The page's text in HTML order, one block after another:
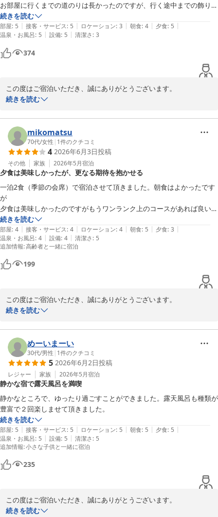
松園荘 保津川亭
2026-06-02
お部屋に行くまでの道のりは長かったのですが、行く途中までの飾りや
オブジェが素敵でした。
お料理は大人数が入れる会場で、他の宿泊者と一緒に食べました。仲居
さんが食べるペースをみてお料理を運んでくださり、温かいままで美味
しくいただけました。料理の味もとても美味しかったです。
階段だけではなく、エレベーターや坂も設置してあり移動が楽でした。
貸切風呂を利用しましたが、ちょうどいいお湯加減でリラックスできま
所々にトイレがあり便利でしたが、ちょっと汚かったところがありまし
た(ちょうどトイレ掃除前だったのかも)
た。また機会があれば利用させていただきたいです。
続きを読む
部屋: 5 | 接客・サービス: 5 | ロケーション: 3 | 朝食: 4 | 夕食: 5 |
温泉・お風呂: 5 | 設備: 5 | 清潔さ: 3
374
この度はご宿泊いただき、誠にありがとうございます。
またお褒めの言葉をいただき、重ねて感謝申し上げます。
しかしながら清掃が行き届いていない部分があり、申し訳ございま
せんでした。
次回お越しの際も、さらに快適にお過ごしいただけますよう、努力
してまいります。
またのご来館を心よりお待ちしております。
松園荘 保津川亭
松園荘 保津川亭
2026-06-02
続きを読む
mikomatsu
70代/女性 | 1件のクチコミ
4 2026年6月3日投稿
その他 家族 2026年5月宿泊
夕食は美味しかったが、更なる期待を抱かせる
一泊2食（季節の会席）で宿泊させて頂きました。朝食はよかったです
が
夕食は美味しかったのですがもうワンランク上のコースがあれば良いの
にと感じました。残念でした。
続きを読む
部屋: 4 | 接客・サービス: 4 | ロケーション: 4 | 朝食: 5 | 夕食: 3 |
温泉・お風呂: 4 | 設備: 4 | 清潔さ: 5
追加情報:高齢者と一緒に宿泊
199
この度はご宿泊いただき、誠にありがとうございます。
また貴重なご意見いただき重ねて感謝申し上げます。
会席をご用意しております。今後さらにお客様にご満足いただける
よう料理にも力を入れてまいります。
またのご来館心よりお待ちしております。
松園荘 保津川亭
松園荘 保津川亭
2026-06-09
続きを読む
めーいまーい
30代/男性 | 1件のクチコミ
5 2026年6月2日投稿
レジャー 家族 2026年5月宿泊
静かな宿で露天風呂を満喫
静かなところで、ゆったり過ごすことができました。露天風呂も種類が
豊富で２回楽しませて頂きました。
続きを読む
部屋: 5 | 接客・サービス: 5 | ロケーション: 5 | 朝食: 5 | 夕食: 5 |
温泉・お風呂: 5 | 設備: 5 | 清潔さ: 5
追加情報:小さな子供と一緒に宿泊
235
この度はご宿泊いただき、誠にありがとうございます。
当館自慢の温泉でリラックスしていただけたご様子、何よりでござ
続きを読む